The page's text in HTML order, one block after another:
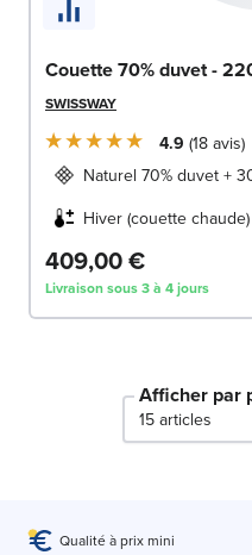
Couette 70% duvet -
SWISSWAY
4.9 18 avis
Naturel 70% duvet +
Hiver (couette chaude)
409,00 €
Livraison sous 3 à 4 jours
Afficher par
Qualité à prix mini